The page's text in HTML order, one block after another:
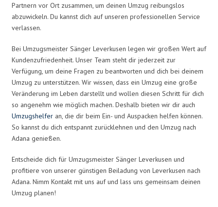
Partnern vor Ort zusammen, um deinen Umzug reibungslos
abzuwickeln. Du kannst dich auf unseren professionellen Service
verlassen.
Bei Umzugsmeister Sänger Leverkusen legen wir großen Wert auf
Kundenzufriedenheit. Unser Team steht dir jederzeit zur
Verfügung, um deine Fragen zu beantworten und dich bei deinem
Umzug zu unterstützen. Wir wissen, dass ein Umzug eine große
Veränderung im Leben darstellt und wollen diesen Schritt für dich
so angenehm wie möglich machen. Deshalb bieten wir dir auch
Umzugshelfer an, die dir beim Ein- und Auspacken helfen können.
So kannst du dich entspannt zurücklehnen und den Umzug nach
Adana genießen.
Entscheide dich für Umzugsmeister Sänger Leverkusen und
profitiere von unserer günstigen Beiladung von Leverkusen nach
Adana. Nimm Kontakt mit uns auf und lass uns gemeinsam deinen
Umzug planen!